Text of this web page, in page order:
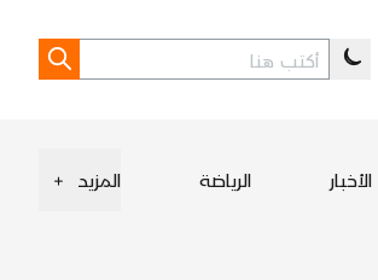
الأخبار الرياضة المزيد +